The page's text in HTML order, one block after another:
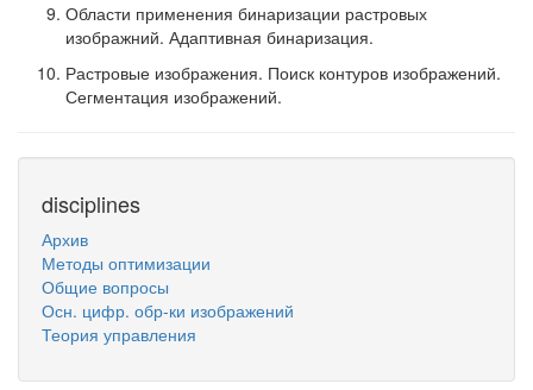
Области применения бинаризации растровых
изображний. Адаптивная бинаризация.
Растровые изображения. Поиск контуров изображений.
Сегментация изображений.
disciplines
Архив
Методы оптимизации
Общие вопросы
Осн. цифр. обр-ки изображений
Теория управления